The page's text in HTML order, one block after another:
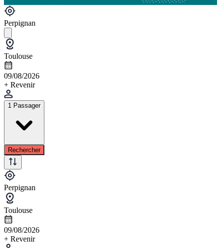
Perpignan
Toulouse
09/08/2026
+ Revenir
1 Passager
Rechercher
Perpignan
Toulouse
09/08/2026
+ Revenir